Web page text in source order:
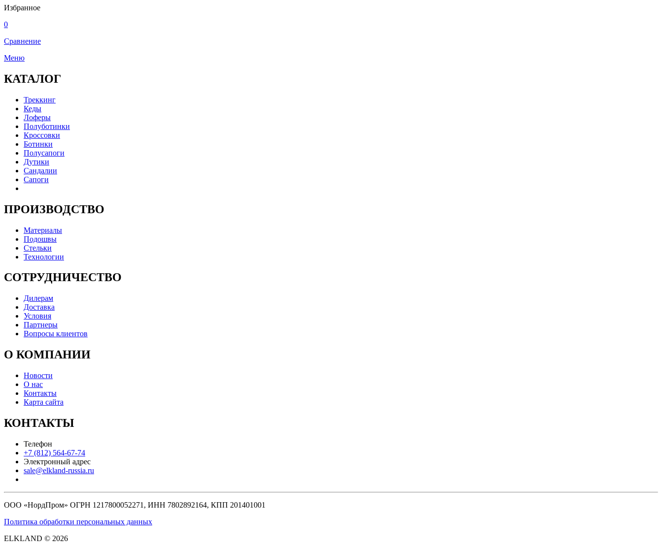
Избранное
0
Сравнение
Меню
КАТАЛОГ
Треккинг
Кеды
Лоферы
Полуботинки
Кроссовки
Ботинки
Полусапоги
Дутики
Сандалии
Сапоги
ПРОИЗВОДСТВО
Материалы
Подошвы
Стельки
Технологии
СОТРУДНИЧЕСТВО
Дилерам
Доставка
Условия
Партнеры
Вопросы клиентов
О КОМПАНИИ
Новости
О нас
Контакты
Карта сайта
КОНТАКТЫ
Телефон
+7 (812) 564-67-74
Электронный адрес
sale@elkland-russia.ru
ООО «НордПром» ОГРН 1217800052271, ИНН 7802892164, КПП 201401001
Политика обработки персональных данных
ELKLAND © 2026